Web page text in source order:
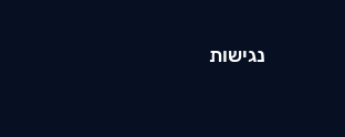
נגישות